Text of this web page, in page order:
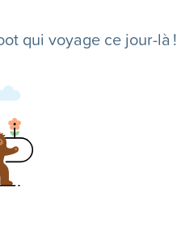
qui voyage ce jour-là !